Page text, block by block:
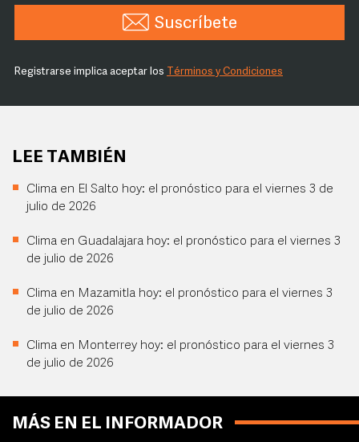
Suscríbete
Registrarse implica aceptar los Términos y Condiciones
LEE TAMBIÉN
Clima en El Salto hoy: el pronóstico para el viernes 3 de
julio de 2026
Clima en Guadalajara hoy: el pronóstico para el viernes 3
de julio de 2026
Clima en Mazamitla hoy: el pronóstico para el viernes 3
de julio de 2026
Clima en Monterrey hoy: el pronóstico para el viernes 3
de julio de 2026
MÁS EN EL INFORMADOR